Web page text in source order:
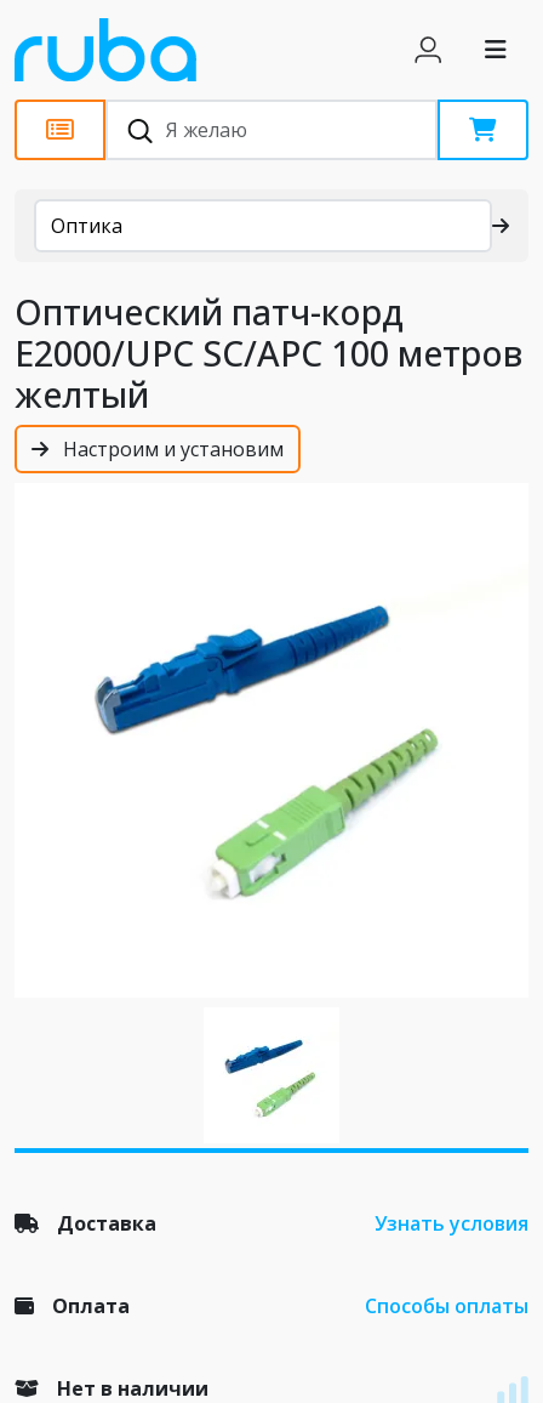
Каталог
Оптика
Оптический патч-корд
E2000/UPC SC/APC 100 метров
желтый
Настроим и установим
Доставка Узнать условия
Оплата Способы оплаты
Нет в наличии